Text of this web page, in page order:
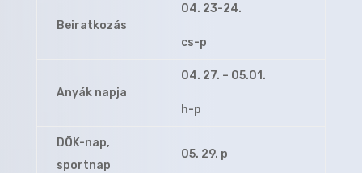
Beiratkozás
04. 23-24.
cs-p
Anyák napja
04. 27. – 05.01.
h-p
DÖK-nap,
sportnap
05. 29. p